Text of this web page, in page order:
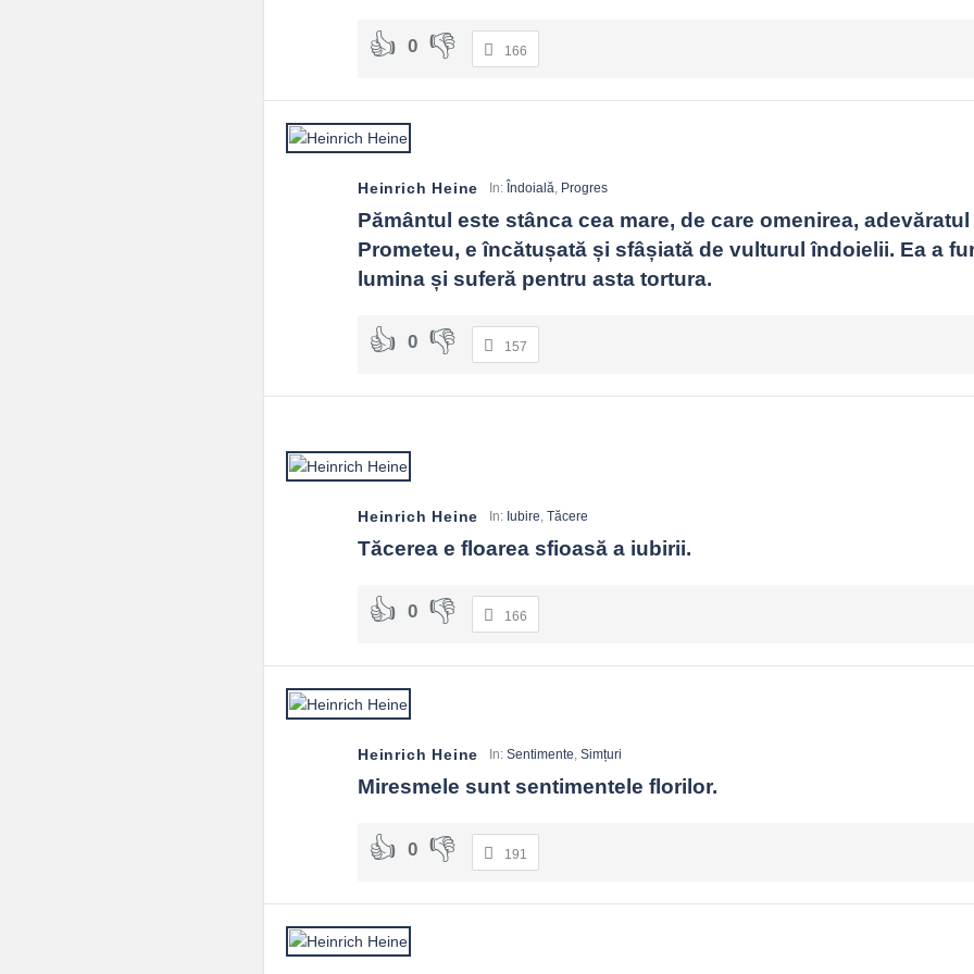
0 166
Heinrich Heine In: Îndoială, Progres
Pământul este stânca cea mare, de care omenirea, adevăratul
Prometeu, e încătușată și sfâșiată de vulturul îndoielii. Ea a
lumina și suferă pentru asta tortura.
0 157
Heinrich Heine In: Iubire,Tăcere
Tăcerea e floarea sfioasă a iubirii.
0 166
Heinrich Heine In:Sentimente ,Simțuri
Miresmele sunt sentimentele florilor.
0 191